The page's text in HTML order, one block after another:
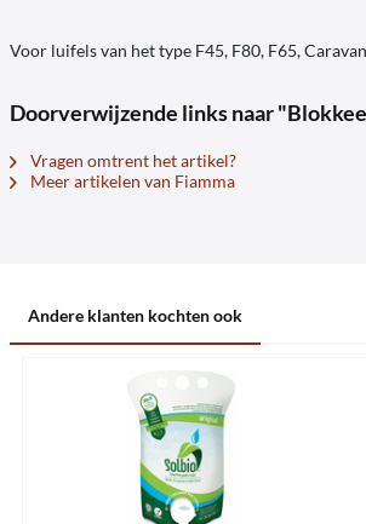
Voor luifels van het type F45, F80, F65,
Doorverwijzende links naar
Vragen omtrent het artikel?
Meer artikelen van Fiamma
Andere klanten kochten ook